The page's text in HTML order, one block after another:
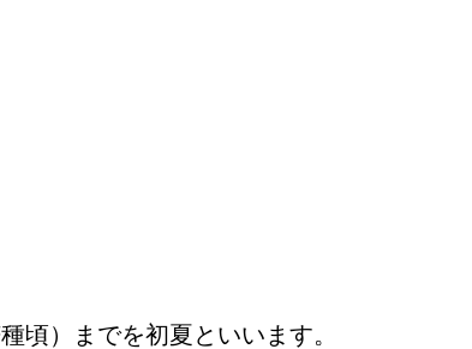
頃）までを初夏といいます。